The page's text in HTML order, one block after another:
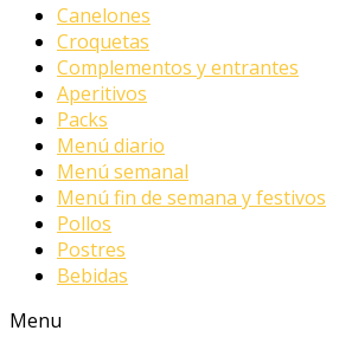
Canelones
Croquetas
Complementos y entrantes
Aperitivos
Packs
Menú diario
Menú semanal
Menú fin de semana y festivos
Pollos
Postres
Bebidas
Menu